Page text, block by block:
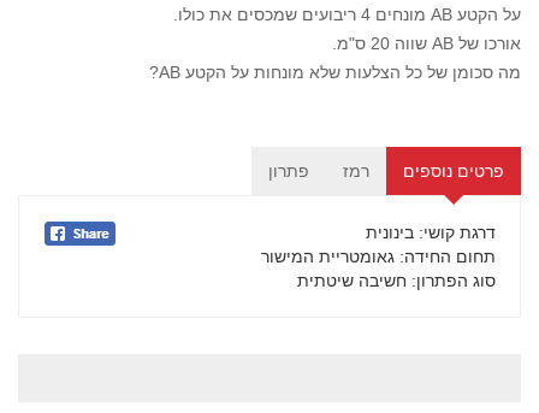
על הקטע AB מונחים 4 ריבועים שמכסים את כולו.
אורכו של AB שווה 20 ס"מ.
מה סכומן של כל הצלעות שלא מונחות על הקטע AB?
פרטים נוספים רמז פתרון
דרגת קושי: בינונית
תחום החידה: גאומטריית המישור
סוג הפתרון: חשיבה שיטתית